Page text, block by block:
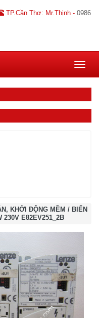
TP.Cần Thơ: Mr.Thịnh - 0986
Toggle
KHỞI ĐỘNG MỀM / BIẾN
230V E82EV251_2B